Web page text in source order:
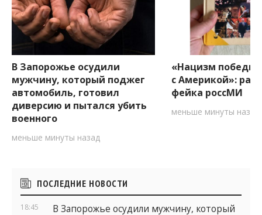
В Запорожье осудили
мужчину, который поджег
автомобиль, готовил
диверсию и пытался убить
военного
меньше минуты назад
«Нацизм
с Америкой»:
фейка россМИ
меньше минуты назад
Боковые
виджеты
ПОСЛЕДНИЕ НОВОСТИ
18:45 В Запорожье осудили мужчину, который